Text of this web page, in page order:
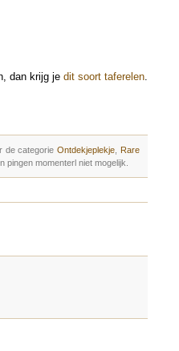
dan krijg je dit soort taferelen.
de categorieOntdekjeplekje
Rare
pingen momenterl niet mogelijk.